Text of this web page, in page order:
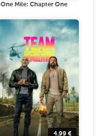
One Mile: Chapter One
4.99 €